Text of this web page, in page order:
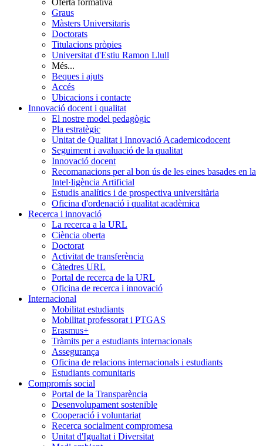
Graus
Màsters Universitaris
Doctorats
Titulacions pròpies
Universitat d'Estiu Ramon Llull
Més...
Beques i ajuts
Accés
Ubicacions i contacte
Innovació docent i qualitat
El nostre model pedagògic
Pla estratègic
Unitat de Qualitat i Innovació Academicodocent
Seguiment i avaluació de la qualitat
Innovació docent
Recomanacions per al bon ús de les eines basades en la
Intel·ligència Artificial
Estudis analítics i de prospectiva universitària
Oficina d'ordenació i qualitat acadèmica
Recerca i innovació
La recerca a la URL
Ciència oberta
Doctorat
Activitat de transferència
Càtedres URL
Portal de recerca de la URL
Oficina de recerca i innovació
Internacional
Mobilitat estudiants
Mobilitat professorat i PTGAS
Erasmus+
Tràmits per a estudiants internacionals
Assegurança
Oficina de relacions internacionals i estudiants
Estudiants comunitaris
Compromís social
Portal de la Transparència
Desenvolupament sostenible
Cooperació i voluntariat
Recerca socialment compromesa
Unitat d'Igualtat i Diversitat